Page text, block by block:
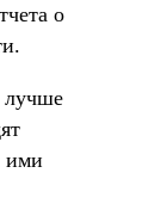
о
лучше
ими